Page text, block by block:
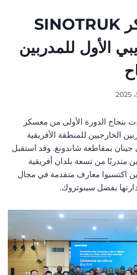
اختتم معسكر SINOTRUK
الأول للمدربين
بنجاح الدورة الأولى من معسكر
2025 للمدربين الخارجيين للمنطقة الأفريقية
بمقاطعة شاندونغ. وقد استقبل
متدربًا من تسعة بلدان أفريقية
اكتسبوا معارف متقدمة في مجال
بفضل سينوتروك.